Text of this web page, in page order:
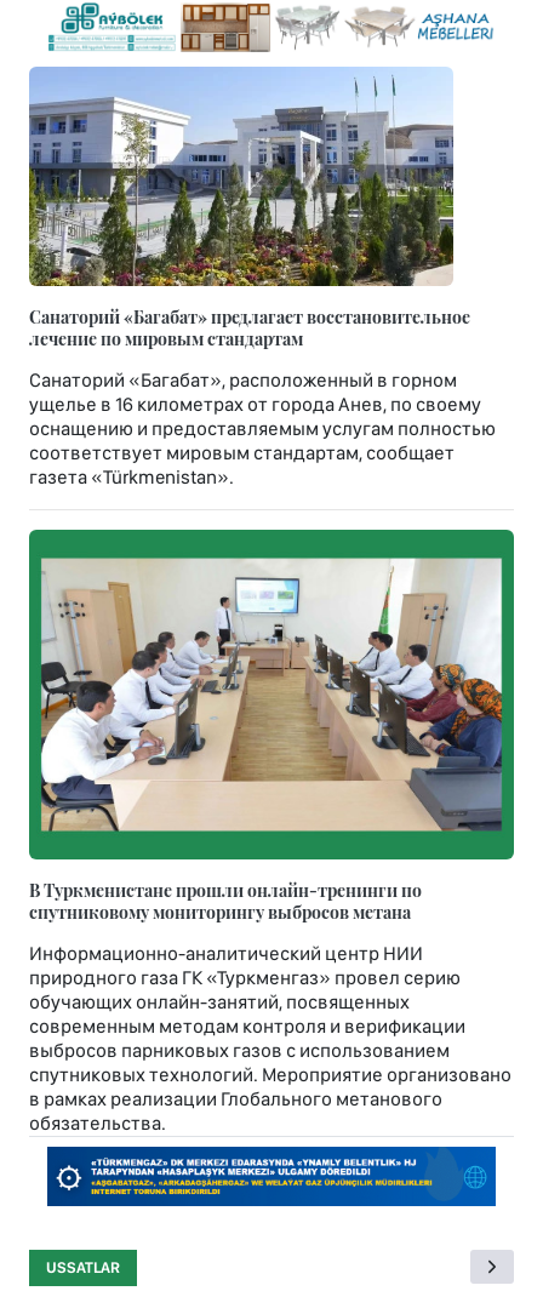
Санаторий «Багабат» предлагает восстановительное
лечение по мировым стандартам
Санаторий «Багабат», расположенный в горном
ущелье в 16 километрах от города Анев, по своему
оснащению и предоставляемым услугам полностью
соответствует мировым стандартам, сообщает
газета «Türkmenistan».
В Туркменистане прошли онлайн-тренинги по
спутниковому мониторингу выбросов метана
Информационно-аналитический центр НИИ
природного газа ГК «Туркменгаз» провел серию
обучающих онлайн-занятий, посвященных
современным методам контроля и верификации
выбросов парниковых газов с использованием
спутниковых технологий. Мероприятие организовано
в рамках реализации Глобального метанового
обязательства.
USSATLAR